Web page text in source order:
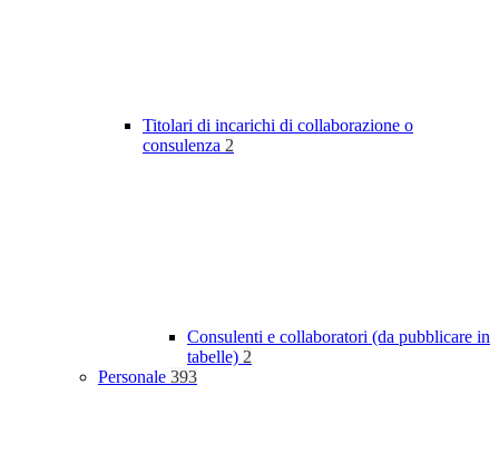
Titolari di incarichi di collaborazione o
consulenza 2
Consulenti e collaboratori (da pubblicare in
tabelle) 2
Personale 393